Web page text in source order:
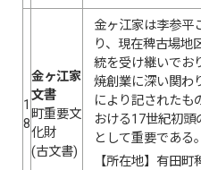
1
8
金ヶ江家
文書
町重要文
化財
(古文書)
金ヶ江家は李参平
り、現在稗古場地
統を受け継いでお
焼創業に深い関わ
により記されたも
おける17世紀初
として重要である。
【所在地】有田